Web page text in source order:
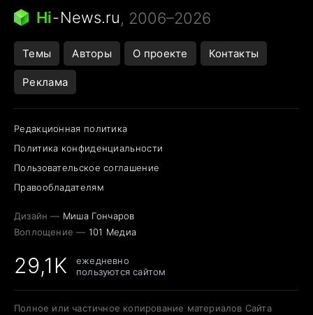
Следующая пандемия
Hi-News.ru, 2006–2026
Темы Авторы О проекте Контакты
Реклама
Редакционная политика
Политика конфиденциальности
Пользовательское соглашение
Правообладателям
Дизайн — Миша Гончаров
Воплощение — 101 Медиа
29,1K
ежедневно
пользуются сайтом
Полное или частичное копирование материалов Сайта